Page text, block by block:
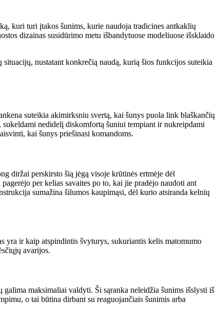
kuri turi įtakos šunims, kurie naudoja tradicines antkaklių
dizainas susidūrimo metu išbandytuose modeliuose išsklaido
nustatant konkrečią naudą, kurią šios funkcijos suteikia
suteikia akimirksniu svertą, kai šunys puola link blaškančių
nedidelį diskomfortą šuniui tempiant ir nukreipdami
kai šunys priešinasi komandoms.
diržai perskirsto šią jėgą visoje krūtinės ertmėje dėl
per kelias savaites po to, kai jie pradėjo naudoti ant
sumažina šilumos kaupimąsi, dėl kurio atsiranda kelnių
yra ir kaip atspindintis švyturys, sukuriantis kelis matomumo
avarijos.
maksimaliai valdyti. Ši sąranka neleidžia šunims išslysti iš
o tai būtina dirbant su reaguojančiais šunimis arba